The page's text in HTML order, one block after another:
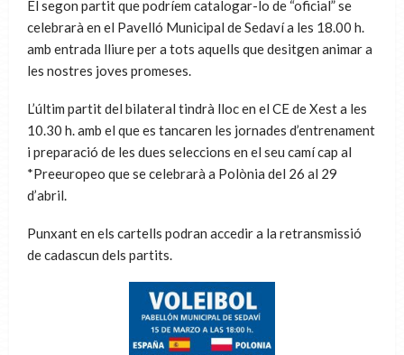
El segon partit que podríem catalogar-lo de “oficial” se
celebrarà en el Pavelló Municipal de Sedaví a les 18.00 h.
amb entrada lliure per a tots aquells que desitgen animar a
les nostres joves promeses.
L’últim partit del bilateral tindrà lloc en el CE de Xest a les
10.30 h. amb el que es tancaren les jornades d’entrenament
i preparació de les dues seleccions en el seu camí cap al
*Preeuropeo que se celebrarà a Polònia del 26 al 29
d’abril.
Punxant en els cartells podran accedir a la retransmissió
de cadascun dels partits.